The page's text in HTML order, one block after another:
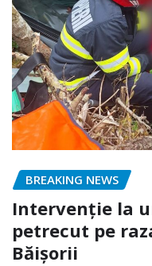
BREAKING NEWS
Intervenție la
petrecut pe
Băișorii